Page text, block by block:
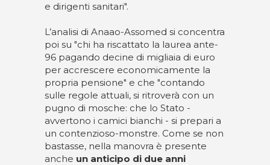
e dirigenti sanitari".
L’analisi di Anaao-Assomed si concentra
poi su "chi ha riscattato la laurea ante-
96 pagando decine di migliaia di euro
per accrescere economicamente la
propria pensione" e che "contando
sulle regole attuali, si ritroverà con un
pugno di mosche: che lo Stato -
avvertono i camici bianchi - si prepari a
un contenzioso-monstre. Come se non
bastasse, nella manovra è presente
anche un anticipo di due anni